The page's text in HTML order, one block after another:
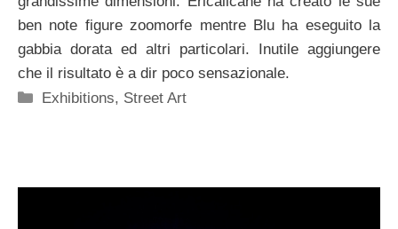
ben note figure zoomorfe mentre Blu ha eseguito la
gabbia dorata ed altri particolari. Inutile aggiungere
che il risultato è a dir poco sensazionale.
Categorie
Exhibitions, Street Art